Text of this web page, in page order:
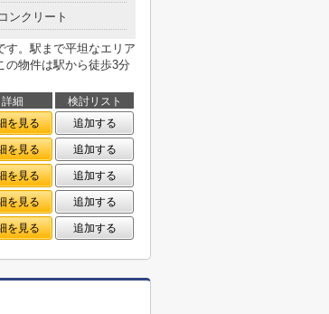
ンクリート
す。駅まで平坦なエリア
の物件は駅から徒歩3分
詳細
検討リスト
を見る
追加する
を見る
追加する
を見る
追加する
を見る
追加する
を見る 追加する